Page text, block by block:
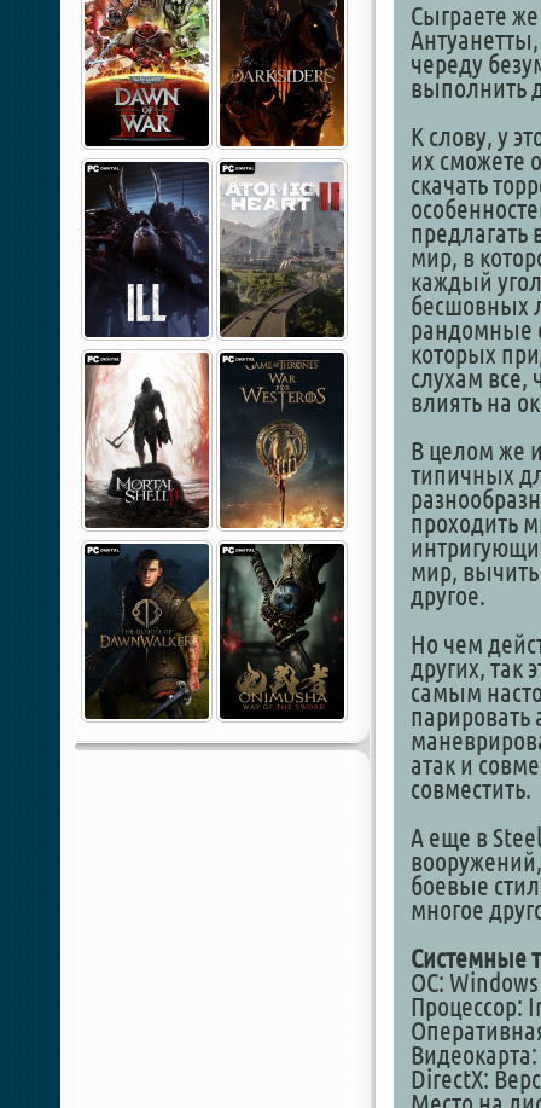
Сыграете
Антуанетты,
череду
выполнить
К слову, у
их сможете
скачать
мир, в
каждый
бесшовных
рандомные
которых
слухам все,
влиять на
В целом же
типичных
проходить
мир,
другое.
Но чем
других, так
самым
парировать
атак и
совместить.
А еще в
боевые
многое
Системные
ОС:
Процессор:
Видеокарта:
DirectX: